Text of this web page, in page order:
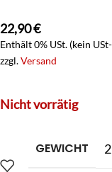
22,90€
Enthält 0% USt. (kein
zzgl.Versand
Nicht vorrätig
GEWICHT